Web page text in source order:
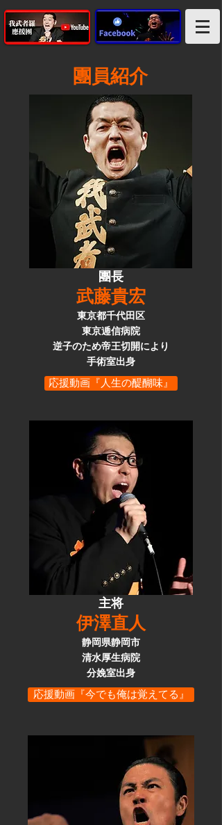
團員紹介
團長
武藤貴宏
東京都千代田区
東京逓信病院
逆子のため帝王切開により
​手術室出身
応援動画『人生の醍醐味』
主将
伊澤直人
静岡県静岡市
清水厚生病院
​分娩室出身
応援動画『今でも俺は覚えてる』